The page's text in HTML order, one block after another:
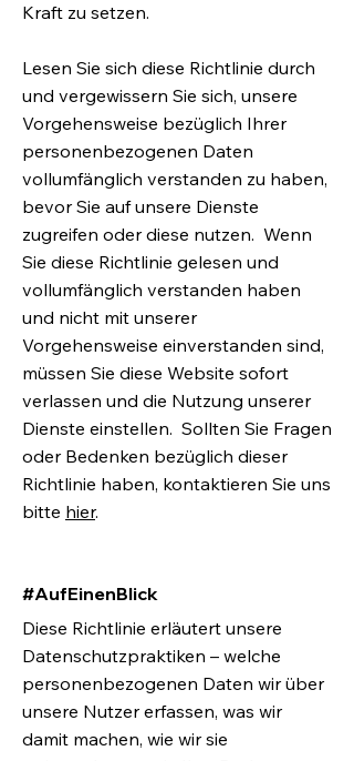
Kraft zu setzen.
Lesen Sie sich diese Richtlinie durch
und vergewissern Sie sich, unsere
Vorgehensweise bezüglich Ihrer
personenbezogenen Daten
vollumfänglich verstanden zu haben,
bevor Sie auf unsere Dienste
zugreifen oder diese nutzen. Wenn
Sie diese Richtlinie gelesen und
vollumfänglich verstanden haben
und nicht mit unserer
Vorgehensweise einverstanden sind,
müssen Sie diese Website sofort
verlassen und die Nutzung unserer
Dienste einstellen. Sollten Sie Fragen
oder Bedenken bezüglich dieser
Richtlinie haben, kontaktieren Sie uns
bitte hier.
#AufEinenBlick
Diese Richtlinie erläutert unsere
Datenschutzpraktiken – welche
personenbezogenen Daten wir über
unsere Nutzer erfassen, was wir
damit machen, wie wir sie